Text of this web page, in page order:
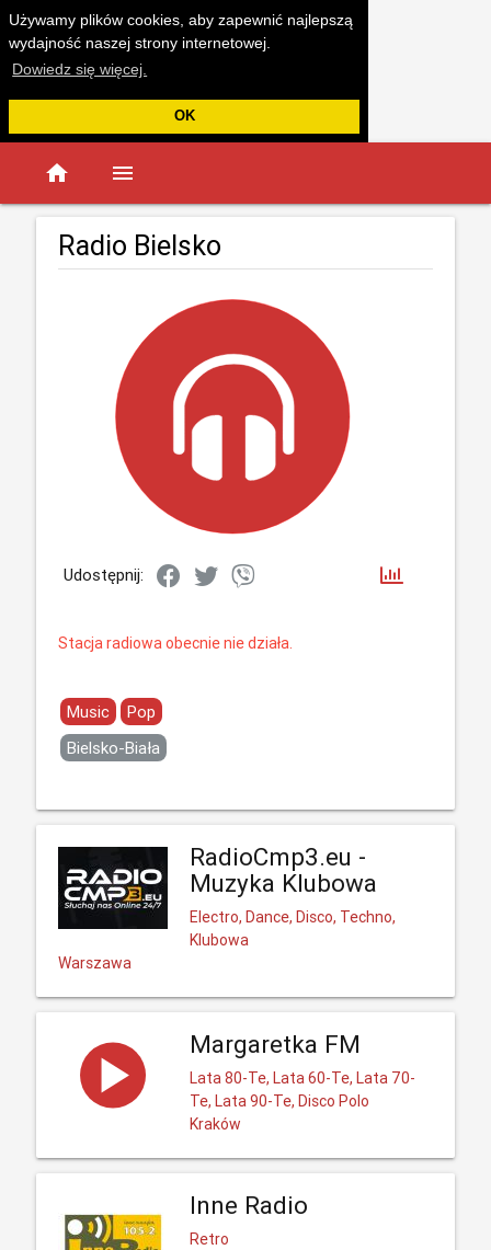
Używamy plików cookies, aby zapewnić najlepszą
wydajność naszej strony internetowej.
Dowiedz się więcej.
OK
home menu
Radio Bielsko
Udostępnij:
Stacja radiowa obecnie nie działa.
Music
Pop
Bielsko-Biała
RadioCmp3.eu -
Muzyka Klubowa
Electro, Dance, Disco, Techno,
Klubowa
Warszawa
Margaretka FM
Lata 80-Te, Lata 60-Te, Lata 70-
Te, Lata 90-Te, Disco Polo
Kraków
Inne Radio
Retro